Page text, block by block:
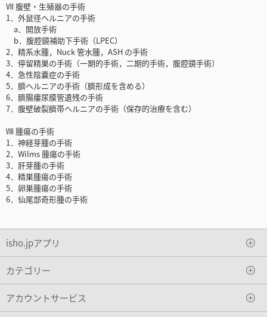
Ⅶ 腹壁・生殖器の手術
1．外鼠径ヘルニアの手術
a．開放手術
b．腹腔鏡補助下手術（LPEC）
2．精系水腫，Nuck 管水腫，ASH の手術
3．停留精巣の手術（一期的手術，二期的手術，腹腔鏡手術）
4．急性陰嚢症の手術
5．臍ヘルニアの手術（臍形成を含める）
6．臍腸瘻尿膜管遺残の手術
7．腹壁破裂臍帯ヘルニアの手術（保存的治療を含む）
Ⅷ 腫瘍の手術
1．神経芽腫の手術
2．Wilms 腫瘍の手術
3．肝芽腫の手術
4．精巣腫瘍の手術
5．卵巣腫瘍の手術
6．仙尾部奇形腫の手術
isho.jpアプリ
カテゴリー
アカウントサービス